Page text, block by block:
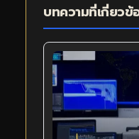
บทความที่เกี่ยวข้